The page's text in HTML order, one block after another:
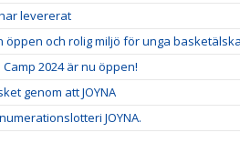
levererat
öppen och rolig miljö för unga
2024 är nu öppen!
genom att JOYNA
JOYNA.